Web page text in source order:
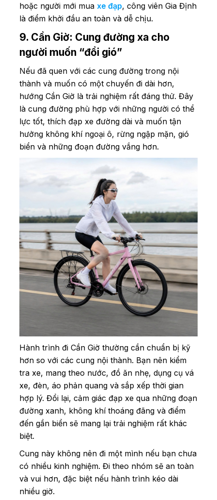
hoặc người mới mua xe đạp, công viên Gia Định
là điểm khởi đầu an toàn và dễ chịu.
9. Cần Giờ: Cung đường xa cho
người muốn “đổi gió”
Nếu đã quen với các cung đường trong nội
thành và muốn có một chuyến đi dài hơn,
hướng Cần Giờ là trải nghiệm rất đáng thử. Đây
là cung đường phù hợp với những người có thể
lực tốt, thích đạp xe đường dài và muốn tận
hưởng không khí ngoại ô, rừng ngập mặn, gió
biển và những đoạn đường vắng hơn.
Hành trình đi Cần Giờ thường cần chuẩn bị kỹ
hơn so với các cung nội thành. Bạn nên kiểm
tra xe, mang theo nước, đồ ăn nhẹ, dụng cụ vá
xe, đèn, áo phản quang và sắp xếp thời gian
hợp lý. Đổi lại, cảm giác đạp xe qua những đoạn
đường xanh, không khí thoáng đãng và điểm
đến gần biển sẽ mang lại trải nghiệm rất khác
biệt.
Cung này không nên đi một mình nếu bạn chưa
có nhiều kinh nghiệm. Đi theo nhóm sẽ an toàn
và vui hơn, đặc biệt nếu hành trình kéo dài
nhiều giờ.